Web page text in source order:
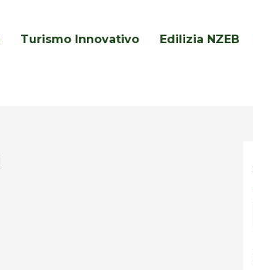
Turismo Innovativo Edilizia NZEB